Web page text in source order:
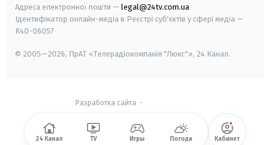
Адреса електронної пошти — legal@24tv.com.ua
Ідентифікатор онлайн-медіа в Реєстрі суб'єктів у сфері медіа —
R40-06057
© 2005—2026, ПрАТ «Телерадіокомпанія "Люкс"», 24 Канал.
Разработка сайта -
24 Канал TV Игры Погода Кабинет